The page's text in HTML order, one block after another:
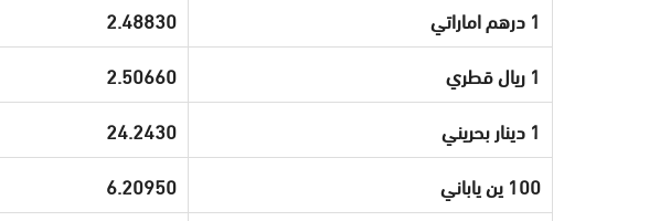
1 درهم اماراتي
2.48830
1 ريال قطري
2.50660
1 دينار بحريني
24.2430
100 ين ياباني
6.20950